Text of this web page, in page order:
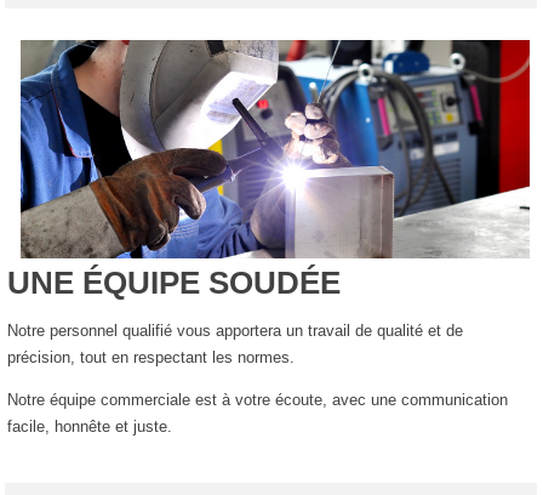
UNE ÉQUIPE SOUDÉE
Notre personnel qualifié vous apportera un travail de qualité et de
précision, tout en respectant les normes.
Notre équipe commerciale est à votre écoute, avec une communication
facile, honnête et juste.